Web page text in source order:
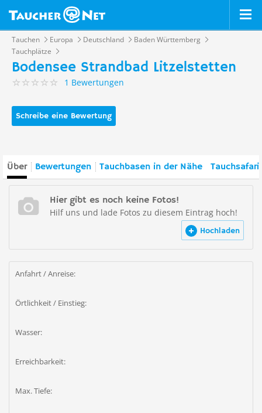
Tauchen Europa Deutschland
Baden Württemberg
Tauchplätze
Bodensee Strandbad Litzelstetten
1 Bewertungen
Schreibe eine Bewertung
Über Bewertungen Tauchbasen in der Nähe
Hier gibt es noch keine Fotos!
Hilf uns und lade Fotos zu diesem Eintrag hoch!
Hochladen
Anfahrt / Anreise:
Örtlichkeit / Einstieg:
Wasser:
Erreichbarkeit:
Max. Tiefe: